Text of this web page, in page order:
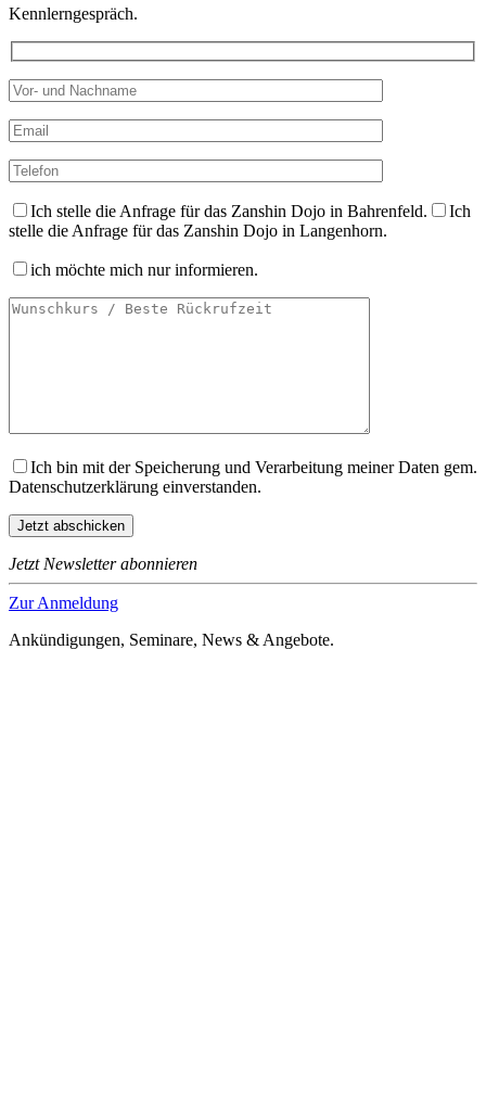
Kennlerngespräch.
Ich stelle die Anfrage für das Zanshin Dojo in Bahrenfeld.
Ich
stelle die Anfrage für das Zanshin Dojo in Langenhorn.
ich möchte mich nur informieren.
Ich bin mit der Speicherung und Verarbeitung meiner Daten gem.
Datenschutzerklärung einverstanden.
Jetzt Newsletter abonnieren
Zur Anmeldung
Ankündigungen, Seminare, News & Angebote.